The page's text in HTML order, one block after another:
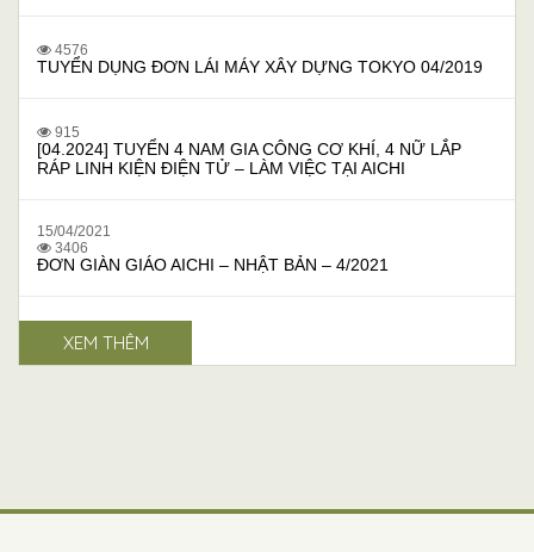
4576
TUYỂN DỤNG ĐƠN LÁI MÁY XÂY DỰNG TOKYO 04/2019
915
[04.2024] TUYỂN 4 NAM GIA CÔNG CƠ KHÍ, 4 NỮ LẮP
RÁP LINH KIỆN ĐIỆN TỬ – LÀM VIỆC TẠI AICHI
15/04/2021
3406
ĐƠN GIÀN GIÁO AICHI – NHẬT BẢN – 4/2021
XEM THÊM